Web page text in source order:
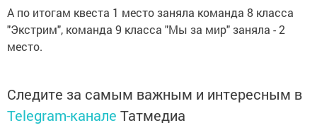
А по итогам квеста 1 место заняла команда 8 класса
"Экстрим", команда 9 класса "Мы за мир" заняла - 2
место.
Следите за самым важным и интересным в
Telegram-канале Татмедиа